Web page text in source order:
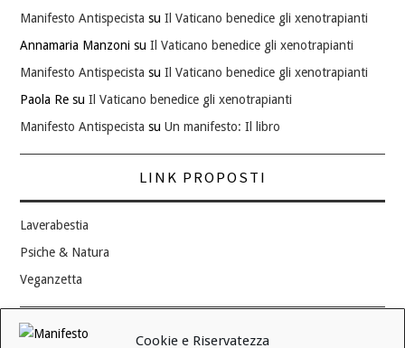
Cookie e Riservatezza
Manifesto Antispecista suIl Vaticano benedice gli xenotrapianti
Annamaria Manzoni suIl Vaticano benedice gli xenotrapianti
Manifesto Antispecista suIl Vaticano benedice gli xenotrapianti
Paola Re suIl Vaticano benedice gli xenotrapianti
Manifesto Antispecista suUn manifesto: Il libro
LINK PROPOSTI
Laverabestia
Psiche & Natura
Veganzetta
Modifica consenso ai cookie